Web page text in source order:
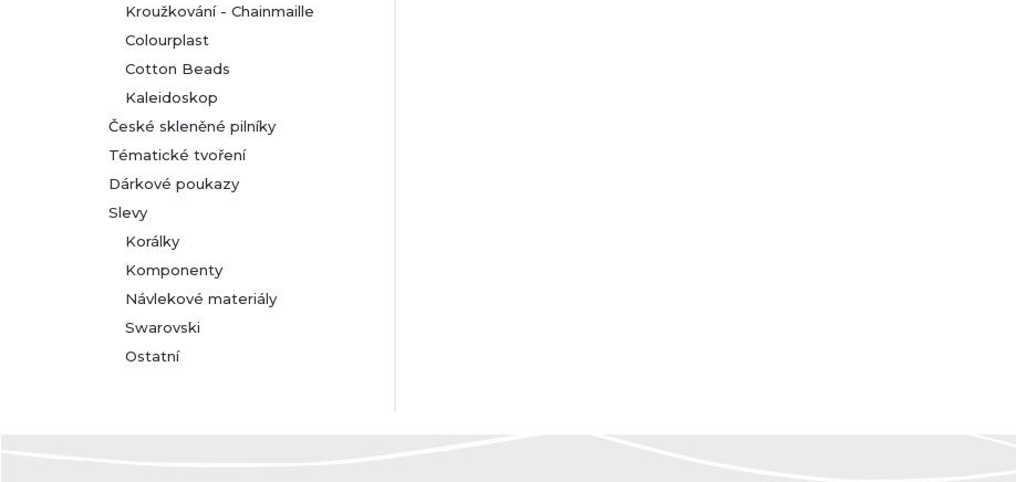
Kroužkování - Chainmaille
Colourplast
Cotton Beads
Kaleidoskop
České skleněné pilníky
Tématické tvoření
Dárkové poukazy
Slevy
Korálky
Komponenty
Návlekové materiály
Swarovski
Ostatní